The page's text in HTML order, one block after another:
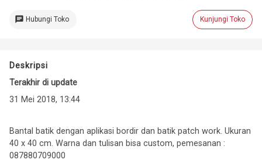
chat Hubungi Toko Kunjungi Toko
Deskripsi
Terakhir di update
31 Mei 2018, 13:44
Bantal batik dengan aplikasi bordir dan batik patch work. Ukuran
40 x 40 cm. Warna dan tulisan bisa custom, pemesanan :
087880709000